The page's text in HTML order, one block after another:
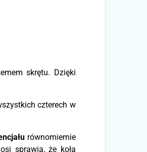
skrętu. Dzięki
czterech w
równomiernie
sprawia, że koła